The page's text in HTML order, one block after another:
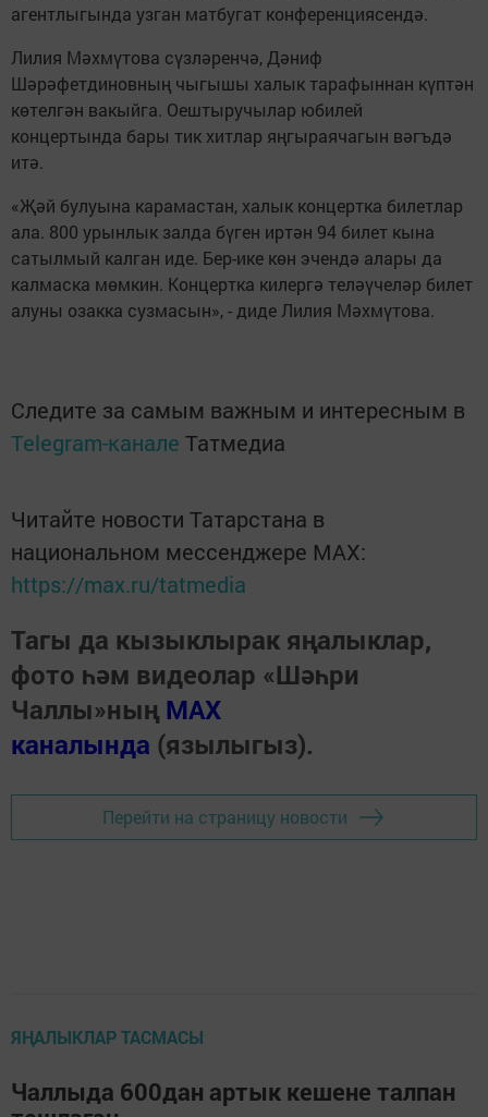
агентлыгында узган матбугат конференциясендә.
Лилия Мәхмүтова сүзләренчә, Дәниф
Шәрәфетдиновның чыгышы халык тарафыннан күптән
көтелгән вакыйга. Оештыручылар юбилей
концертында бары тик хитлар яңгыраячагын вәгъдә
итә.
«Җәй булуына карамастан, халык концертка билетлар
ала. 800 урынлык залда бүген иртән 94 билет кына
сатылмый калган иде. Бер-ике көн эчендә алары да
калмаска мөмкин. Концертка килергә теләүчеләр билет
алуны озакка сузмасын», - диде Лилия Мәхмүтова.
Следите за самым важным и интересным в
Telegram-канале Татмедиа
Читайте новости Татарстана в
национальном мессенджере MАХ:
https://max.ru/tatmedia
Тагы да кызыклырак яңалыклар,
фото һәм видеолар «Шәһри
Чаллы»ның MAX
каналында (язылыгыз).
Перейти на страницу новости
ЯҢАЛЫКЛАР ТАСМАСЫ
Чаллыда 600дан артык кешене талпан